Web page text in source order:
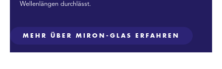
Wellenlängen durchlässt.
MEHR ÜBER MIRON-GLAS ERFAHREN